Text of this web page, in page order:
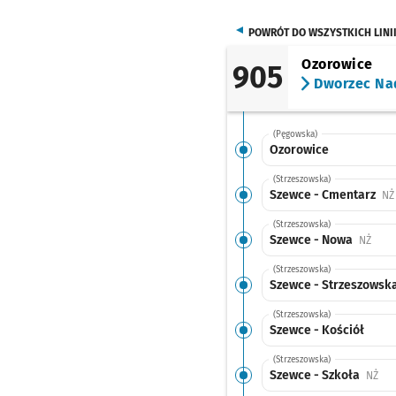
POWRÓT DO WSZYSTKICH LINII
905
Ozorowice
Dworzec
(Pęgowska)
Ozorowice
(Strzeszowska)
Szewce - Cmentarz NŻ
(Strzeszowska)
Szewce - Nowa NŻ
(Strzeszowska)
Szewce -
(Strzeszowska)
Szewce - Kościół
(Strzeszowska)
Szewce - Szkoła NŻ